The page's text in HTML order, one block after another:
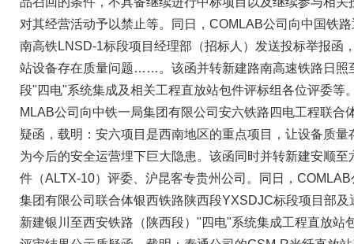
对其经营活动予以禁止等。同日，COMLAB公司向中国铁
南高铁LNSD-1标段项目经理部（招标人）发送投标举报函
站设备存在质量问题……。该函并转新建路南高速铁路日照
段"四电"系统集成及相关工程直放站包件评标组各位评委等
MLAB公司向中铁一局集团有限公司安六铁路四电工程联合
疑函，载明：安六项目是西南地区的重点项目，让设备质
为今后的安全运营埋下巨大隐患。该函同时并转新建安顺
件（ALTX-10）评委、沪昆客专贵州公司。同日，
集团有限公司联合体银西铁路陕西段YXSDJC标段项目部及
新建银川至西安铁路（陕西段）"四电"系统集成工程直放站